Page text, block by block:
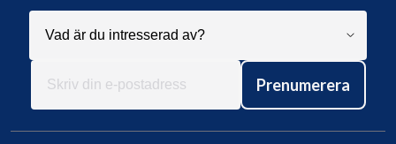
Prenumerera